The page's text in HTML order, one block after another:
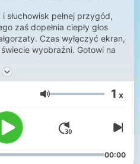
słuchowisk pełnej przygód,
zaś dopełnia ciepły głos
Czas wyłączyć ekran,
wyobraźni. Gotowi na
pełne najróżniejszych
H. Ch. Andersena i nie tylko
z całej Polski
Łodzi ❤️
o odważnym kocie
Volume 1 x
00:00